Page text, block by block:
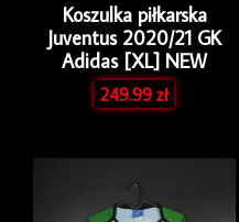
Koszulka piłkarska
Juventus 2020/21 GK
Adidas [XL] NEW
249.99zł